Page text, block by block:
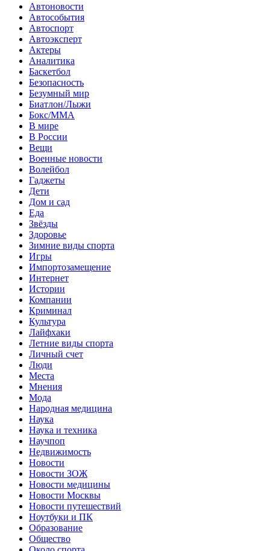
Автоновости
Автособытия
Автоспорт
Автоэксперт
Актеры
Аналитика
Баскетбол
Безопасность
Безумный мир
Биатлон/Лыжи
Бокс/MMA
В мире
В России
Вещи
Военные новости
Волейбол
Гаджеты
Дети
Дом и сад
Еда
Звёзды
Здоровье
Зимние виды спорта
Игры
Импортозамещение
Интернет
Истории
Компании
Криминал
Культура
Лайфхаки
Летние виды спорта
Личный счет
Люди
Места
Мнения
Мода
Народная медицина
Наука
Наука и техника
Научпоп
Недвижимость
Новости
Новости ЗОЖ
Новости медицины
Новости Москвы
Новости путешествий
Ноутбуки и ПК
Образование
Общество